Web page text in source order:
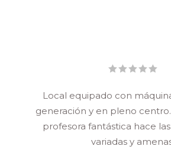
Local equipado con
generación y en pleno
profesora fantástica hace
variadas y